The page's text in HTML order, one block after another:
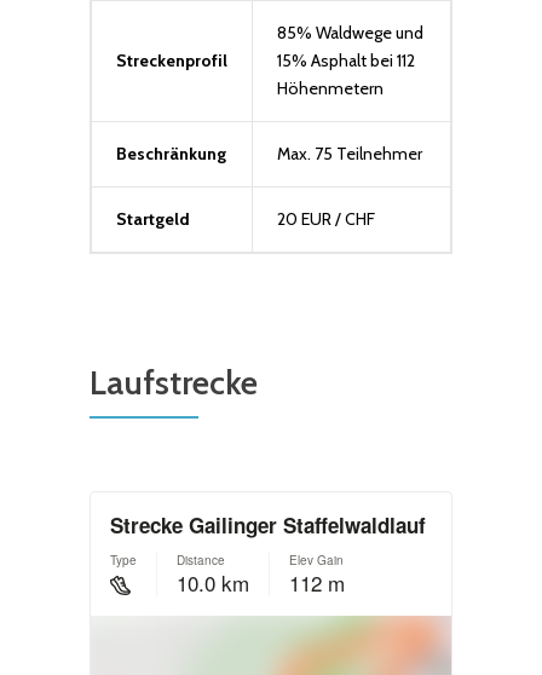
Streckenprofil
85% Waldwege und
15% Asphalt bei 112
Höhenmetern
Beschränkung Max. 75 Teilnehmer
Startgeld 20 EUR / CHF
Laufstrecke